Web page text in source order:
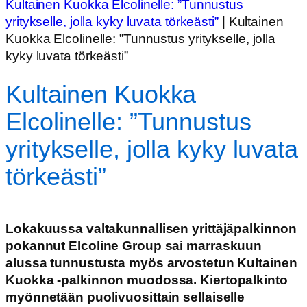
Kultainen Kuokka Elcolinelle: ”Tunnustus
yritykselle, jolla kyky luvata törkeästi”| Kultainen
Kuokka Elcolinelle: ”Tunnustus yritykselle, jolla
kyky luvata törkeästi”
Kultainen Kuokka
Elcolinelle: ”Tunnustus
yritykselle, jolla kyky luvata
törkeästi”
Lokakuussa valtakunnallisen yrittäjäpalkinnon
pokannut Elcoline Group sai marraskuun
alussa tunnustusta myös arvostetun Kultainen
Kuokka -palkinnon muodossa. Kiertopalkinto
myönnetään puolivuosittain sellaiselle